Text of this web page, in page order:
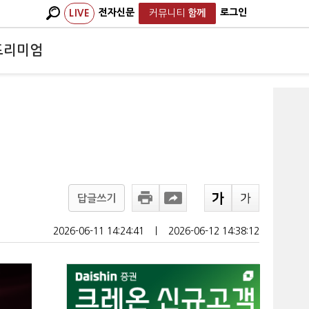
LIVE 전자신문 커뮤니티 함께 로그인
리미엄
답글쓰기
2026-06-11 14:24:41 2026-06-12 14:38:12